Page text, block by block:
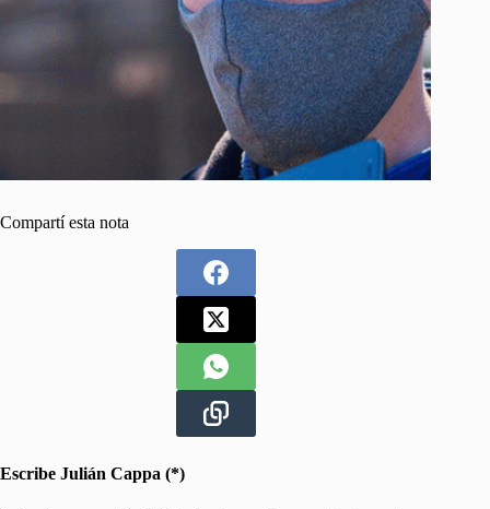
Compartí esta nota
Escribe Julián Cappa (*)